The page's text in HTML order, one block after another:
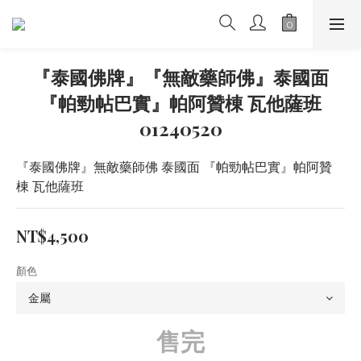
『泰國佛牌』『無敵藥師佛』泰國面
『帕勁帖巴實』帕阿贊棟 瓦他薩班
01240520
『泰國佛牌』無敵藥師佛 泰國面 『帕勁帖巴實』帕阿贊
棟 瓦他薩班
NT$4,500
顏色
售完